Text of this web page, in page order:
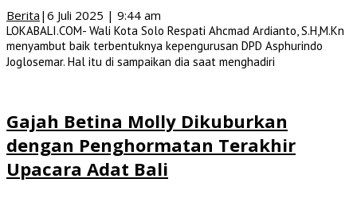
Berita | 6 Juli 2025 | 9:44 am
LOKABALI.COM- Wali Kota Solo Respati Ahcmad Ardianto, S.H,M.Kn
menyambut baik terbentuknya kepengurusan DPD Asphurindo
Joglosemar. Hal itu di sampaikan dia saat menghadiri
Gajah Betina Molly Dikuburkan
dengan Penghormatan Terakhir
Upacara Adat Bali